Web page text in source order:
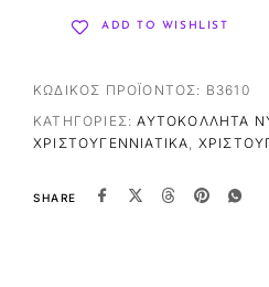
ADD TO WISHLIST
ΚΩΔΙΚΌΣ ΠΡΟΪΌΝΤΟΣ: B3610
ΚΑΤΗΓΟΡΊΕΣ:ΑΥΤΟΚΌΛΛΗΤΑ
ΧΡΙΣΤΟΥΓΕΝΝΙΆΤΙΚΑ,
SHARE